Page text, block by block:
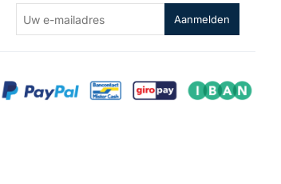
e-
Aanmelden